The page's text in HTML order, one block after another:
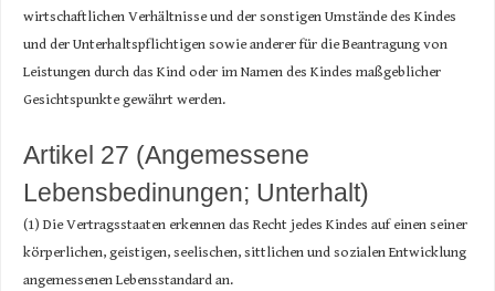
wirtschaftlichen Verhältnisse und der sonstigen Umstände des Kindes
und der Unterhaltspflichtigen sowie anderer für die Beantragung von
Leistungen durch das Kind oder im Namen des Kindes maßgeblicher
Gesichtspunkte gewährt werden.
Artikel 27 (Angemessene
Lebensbedinungen; Unterhalt)
(1) Die Vertragsstaaten erkennen das Recht jedes Kindes auf einen seiner
körperlichen, geistigen, seelischen, sittlichen und sozialen Entwicklung
angemessenen Lebensstandard an.